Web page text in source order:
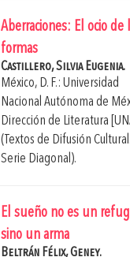
Aberraciones: El ocio de
formas
Castillero, Silvia Eugenia.
México, D. F.: Universidad
Nacional Autónoma de
Dirección de Literatura
(Textos de Difusión Cultural.
Serie Diagonal).
El sueño no es un
sino un arma
Beltrán Félix, Geney.